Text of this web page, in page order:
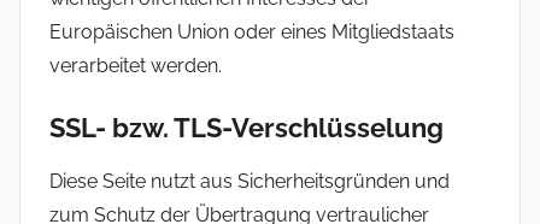
Europäischen Union oder eines Mitgliedstaats
verarbeitet werden.
SSL- bzw. TLS-Verschlüsselung
Diese Seite nutzt aus Sicherheitsgründen und
zum Schutz der Übertragung vertraulicher